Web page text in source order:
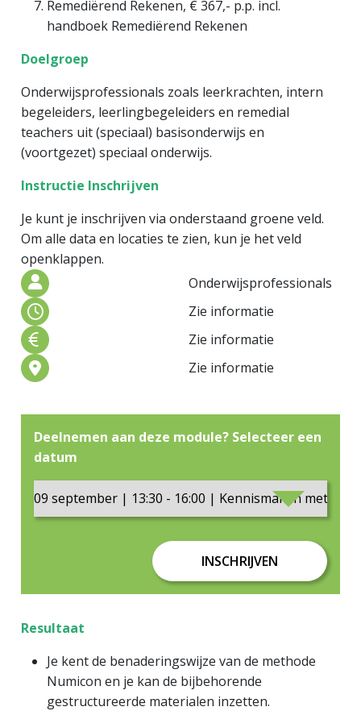
Remediërend Rekenen, € 367,- p.p. incl.
handboek Remediërend Rekenen
Doelgroep
Onderwijsprofessionals zoals leerkrachten, intern
begeleiders, leerlingbegeleiders en remedial
teachers uit (speciaal) basisonderwijs en
(voortgezet) speciaal onderwijs.
Instructie Inschrijven
Je kunt je inschrijven via onderstaand groene veld.
Om alle data en locaties te zien, kun je het veld
openklappen.
Onderwijsprofessionals
Zie informatie
Zie informatie
Zie informatie
Deelnemen aan deze module? Selecteer een
datum
INSCHRIJVEN
Resultaat
Je kent de benaderingswijze van de methode
Numicon en je kan de bijbehorende
gestructureerde materialen inzetten.